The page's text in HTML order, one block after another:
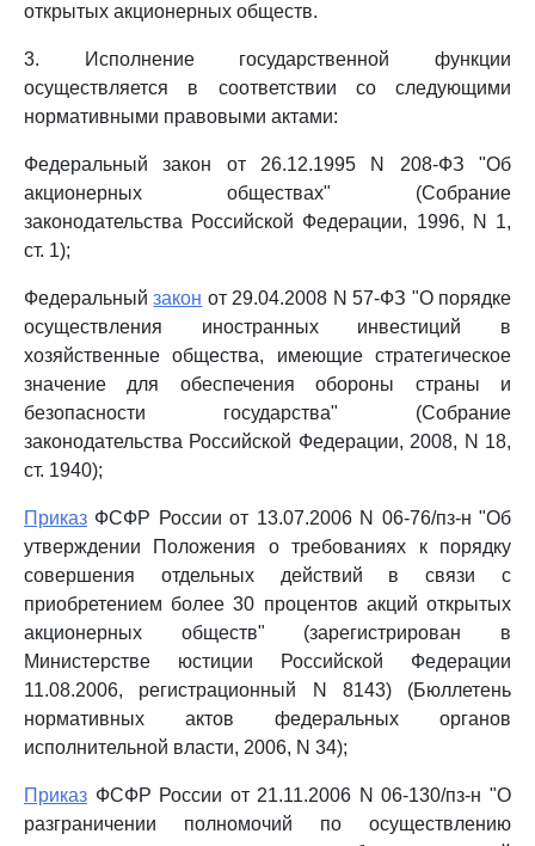
открытых акционерных обществ.
3. Исполнение государственной функции
осуществляется в соответствии со следующими
нормативными правовыми актами:
Федеральный закон от 26.12.1995 N 208-ФЗ "Об
акционерных обществах" (Собрание
законодательства Российской Федерации, 1996, N 1,
ст. 1);
Федеральныйзакон от 29.04.2008 N 57-ФЗ "О порядке
осуществления иностранных инвестиций в
хозяйственные общества, имеющие стратегическое
значение для обеспечения обороны страны и
безопасности государства" (Собрание
законодательства Российской Федерации, 2008, N 18,
ст. 1940);
Приказ ФСФР России от 13.07.2006 N 06-76/пз-н "Об
утверждении Положения о требованиях к порядку
совершения отдельных действий в связи с
приобретением более 30 процентов акций открытых
акционерных обществ" (зарегистрирован в
Министерстве юстиции Российской Федерации
11.08.2006, регистрационный N 8143) (Бюллетень
нормативных актов федеральных органов
исполнительной власти, 2006, N 34);
Приказ ФСФР России от 21.11.2006 N 06-130/пз-н "О
разграничении полномочий по осуществлению